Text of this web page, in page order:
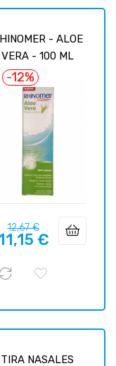
- ALOE
VERA - 100 ML
-12%
Precio
regular
12,67 €Precio
€
TIRA NASALES